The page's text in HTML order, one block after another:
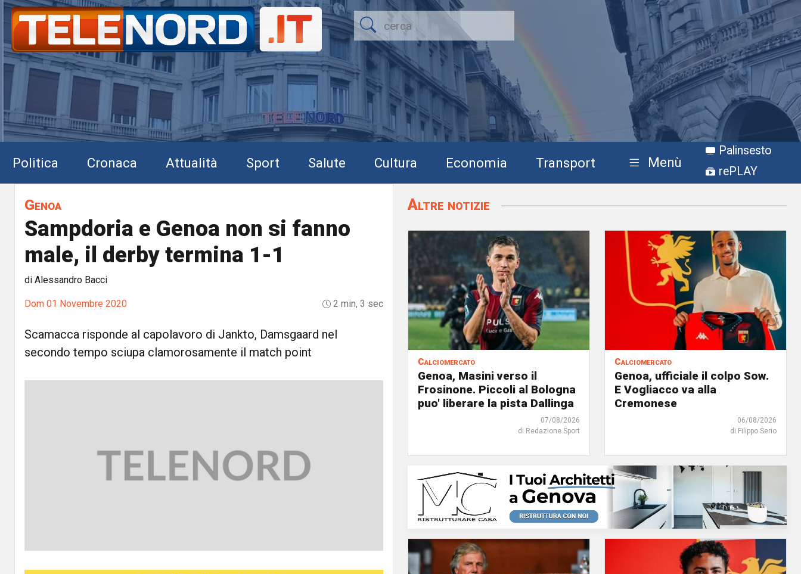
Politica Cronaca Attualità Sport Salute Cultura Economia Transport Menù
Palinsesto
rePLAY
Genoa
Sampdoria e Genoa non si fanno
male, il derby termina 1-1
di Alessandro Bacci
Dom 01 Novembre 2020 2 min, 3 sec
Scamacca risponde al capolavoro di Jankto, Damsgaard nel
secondo tempo sciupa clamorosamente il match point
Altre notizie
Calciomercato
Genoa, Masini verso il
Frosinone. Piccoli al Bologna
puo' liberare la pista Dallinga
07/08/2026
di Redazione Sport
Calciomercato
Genoa, ufficiale il colpo Sow.
E Vogliacco va alla
Cremonese
06/08/2026
di Filippo Serio